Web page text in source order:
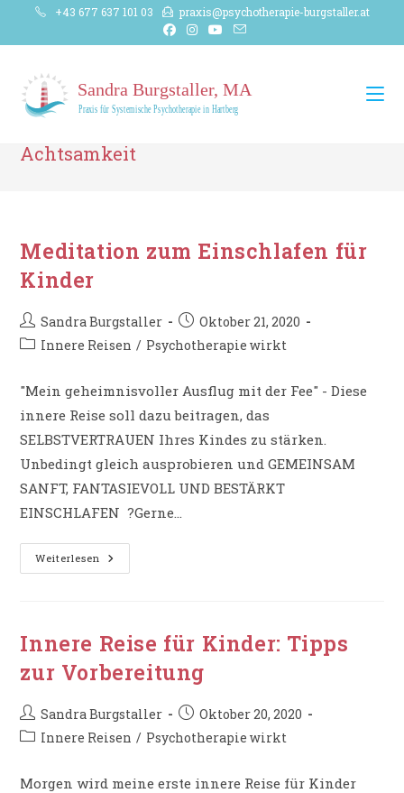
+43 677 637 101 03 praxis@psychotherapie-burgstaller.at
Achtsamkeit
Meditation zum Einschlafen für
Kinder
Beitrags-
Autor:
Sandra Burgstaller
Beitrag
veröffentlicht:
Oktober 21, 2020
Beitrags-
Innere Reisen / Psychotherapie wirkt
"Mein geheimnisvoller Ausflug mit der Fee" - Diese
innere Reise soll dazu beitragen, das
SELBSTVERTRAUEN Ihres Kindes zu stärken.
Unbedingt gleich ausprobieren und GEMEINSAM
SANFT, FANTASIEVOLL UND BESTÄRKT
EINSCHLAFEN ?Gerne…
Weiterlesen Meditation
Zum
Innere Reise für Kinder: Tipps
zur Vorbereitung
Beitrags-
Autor:
Sandra Burgstaller
Beitrag
veröffentlicht:
Oktober 20, 2020
Beitrags-
Innere Reisen / Psychotherapie wirkt
Morgen wird meine erste innere Reise für Kinder